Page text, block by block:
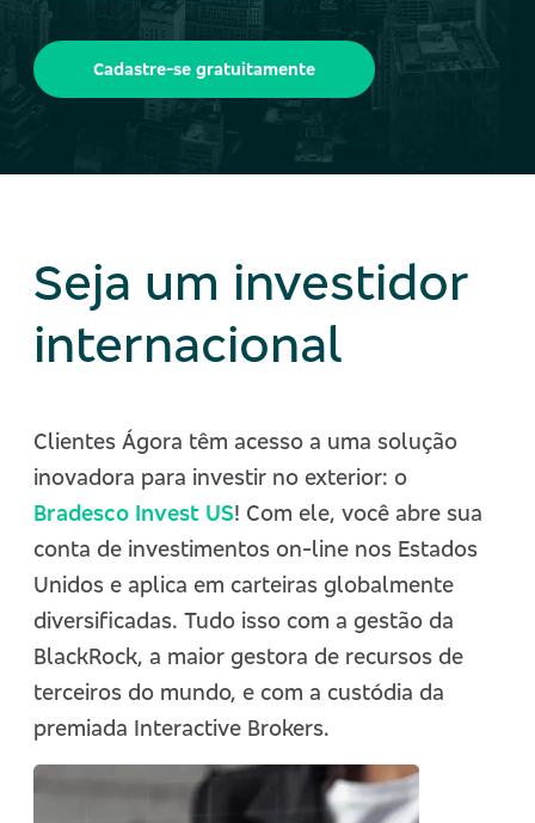
Cadastre-se gratuitamente
Seja um investidor
internacional
Clientes Ágora têm acesso a uma solução
inovadora para investir no exterior: o
Bradesco Invest US! Com ele, você abre sua
conta de investimentos on-line nos Estados
Unidos e aplica em carteiras globalmente
diversificadas. Tudo isso com a gestão da
BlackRock, a maior gestora de recursos de
terceiros do mundo, e com a custódia da
premiada Interactive Brokers.